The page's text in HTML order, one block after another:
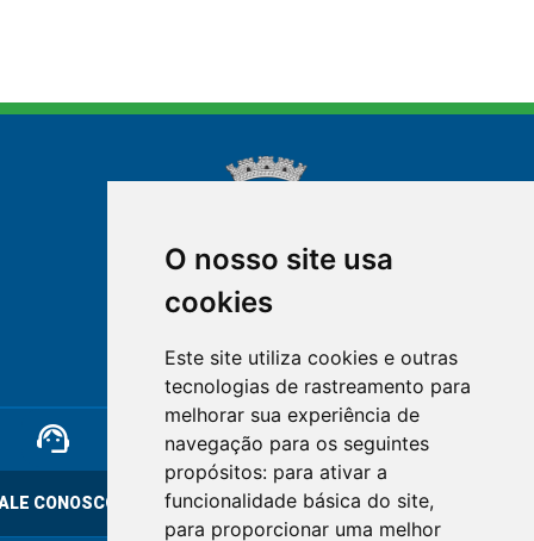
O nosso site usa
cookies
Este site utiliza cookies e outras
tecnologias de rastreamento para
melhorar sua experiência de
navegação para os seguintes
propósitos: para ativar a
funcionalidade básica do site,
para proporcionar uma melhor
NOVA FRIBURGO
RIO DE JANEIRO
support_agent
CONOSCO
mail
OUVIDORIA